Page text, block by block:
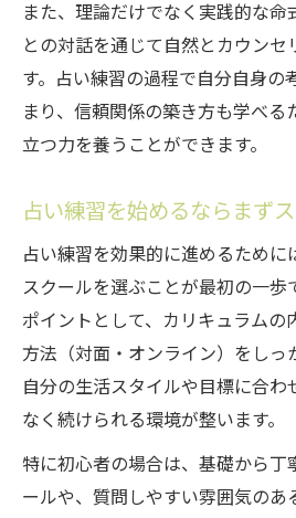
宇都宮・日光エリアで
占いスクールで実践型
占いスクールの指導で得
占いスクール選びで重
解説
安心して占い練習でき
は
自分に合う占いスクール
占い練習を続けやすい
サポート体制が充実した
び方
占いスクールで身につく実
また、理論だけでなく実践的な命
との対話を通じて自然とカウンセ
す。占い練習の過程で自分自身の
まり、信頼関係の築き方も学べる
立つ力を養うことができます。
占い練習を始めるならまず
占い練習を効果的に進めるために
スクールを選ぶことが最初の一歩
ポイントとして、カリキュラムの
方法（対面・オンライン）をしっ
自分の生活スタイルや目標に合わ
なく続けられる環境が整います。
特に初心者の場合は、基礎から丁
ールや、質問しやすい雰囲気のあ